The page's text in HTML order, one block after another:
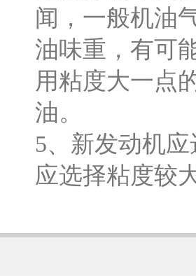
闻，一般机油
油味重，有可
用粘度大一点
油。
5、新发动机
应选择粘度较